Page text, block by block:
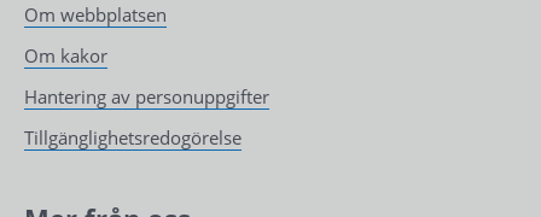
Om webbplatsen
Om kakor
Hantering av personuppgifter
Tillgänglighetsredogörelse